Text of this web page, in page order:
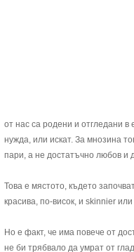
от нас са родени и отгледани в
нужда, или искат. За мнозина
пари, а не достатъчно любов и
Това е мястото, където
красива, по-висок, и skinnier
Но е факт, че има повече от
не би трябвало да умрат от